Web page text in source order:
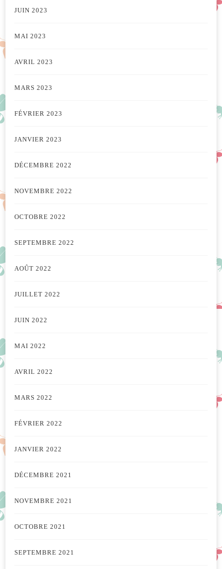
JUIN 2023
MAI 2023
AVRIL 2023
MARS 2023
FÉVRIER 2023
JANVIER 2023
DÉCEMBRE 2022
NOVEMBRE 2022
OCTOBRE 2022
SEPTEMBRE 2022
AOÛT 2022
JUILLET 2022
JUIN 2022
MAI 2022
AVRIL 2022
MARS 2022
FÉVRIER 2022
JANVIER 2022
DÉCEMBRE 2021
NOVEMBRE 2021
OCTOBRE 2021
SEPTEMBRE 2021